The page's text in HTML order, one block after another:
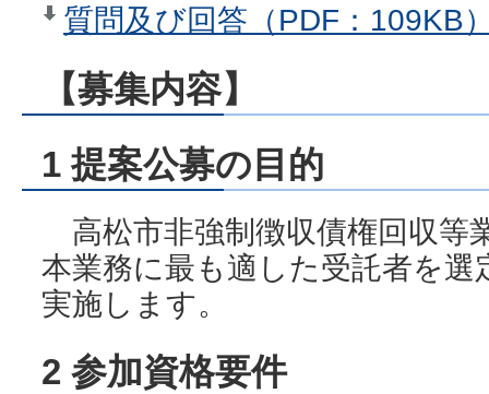
質問及び回答（PDF：109KB
【募集内容】
1 提案公募の目的
高松市非強制徴収債権回収等
本業務に最も適した受託者を
実施します。
2 参加資格要件